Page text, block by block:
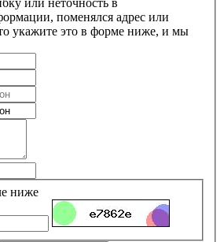
или неточность в
поменялся адрес или
укажите это в форме ниже, и мы
ниже